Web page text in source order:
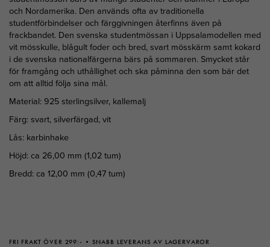
och Nordamerika. Den används ofta av traditionella
studentförbindelser och färggivningen återfinns även på
frackbandet. Den svenska studentmössan i Uppsalamodellen med
vit mösskulle, blågult foder och bred, svart mösskärm samt kokard
i de svenska nationalfärgerna bärs på sommaren. Smycket står
för framgång och uthållighet och ska påminna den som bär det
om att alltid följa sina mål.
Material: 925 sterlingsilver, kallemalj
Färg: svart, silverfärgad, vit
Lås: karbinhake
Höjd: ca 26,00 mm (1,02 tum)
Bredd: ca 12,00 mm (0,47 tum)
FRI FRAKT ÖVER 299:- SNABB LEVERANS AV LAGERVAROR